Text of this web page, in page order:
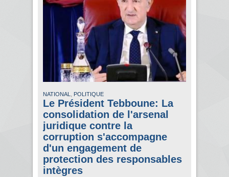
NATIONAL , POLITIQUE
Le Président Tebboune: La
consolidation de l'arsenal
juridique contre la
corruption s'accompagne
d'un engagement de
protection des responsables
intègres